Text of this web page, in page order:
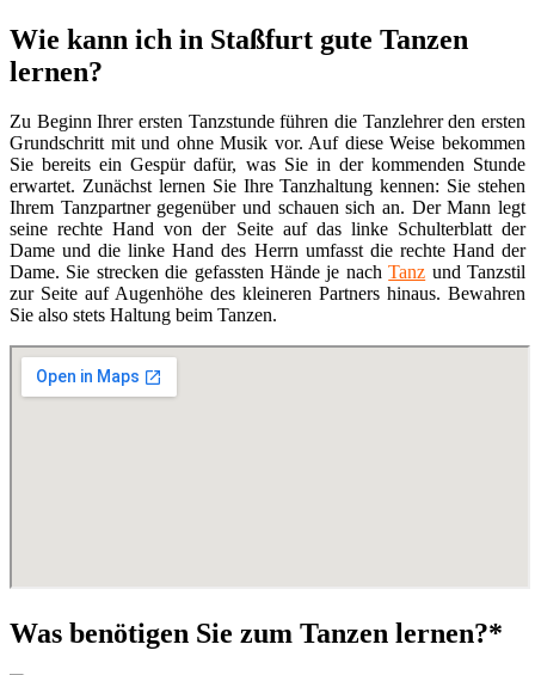
Wie kann ich in Staßfurt gute Tanzen
lernen?
Zu Beginn Ihrer ersten Tanzstunde führen die Tanzlehrer den ersten
Grundschritt mit und ohne Musik vor. Auf diese Weise bekommen
Sie bereits ein Gespür dafür, was Sie in der kommenden Stunde
erwartet. Zunächst lernen Sie Ihre Tanzhaltung kennen: Sie stehen
Ihrem Tanzpartner gegenüber und schauen sich an. Der Mann legt
seine rechte Hand von der Seite auf das linke Schulterblatt der
Dame und die linke Hand des Herrn umfasst die rechte Hand der
Dame. Sie strecken die gefassten Hände je nachTanz und Tanzstil
zur Seite auf Augenhöhe des kleineren Partners hinaus. Bewahren
Sie also stets Haltung beim Tanzen.
Was benötigen Sie zum Tanzen lernen?*